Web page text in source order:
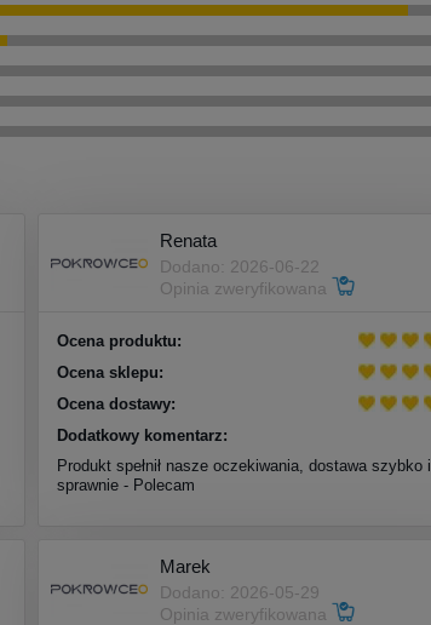
Renata
Dodano: 2026-06-22
Opinia zweryfikowana
Ocena produktu:
Ocena sklepu:
Ocena dostawy:
Dodatkowy komentarz:
Produkt spełnił nasze oczekiwania, dostawa szybko i
sprawnie - Polecam
Marek
Dodano: 2026-05-29
Opinia zweryfikowana